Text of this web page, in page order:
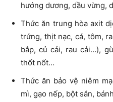
hướng dương, dầu vừng,
Thức ăn trung hòa axit
trứng, thịt nạc, cá, tôm,
bắp, củ cải, rau cải…),
thốt nốt…
Thức ăn bảo vệ niêm
mì, gạo nếp, bột sắn,